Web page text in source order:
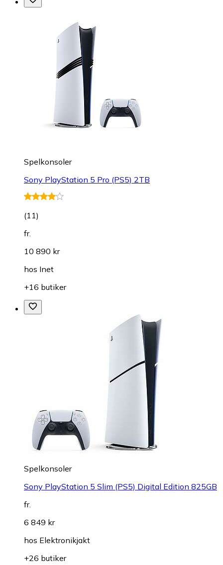
Spelkonsoler
Sony PlayStation 5 Pro (PS5) 2TB
(11)
fr.
10 890 kr
hos Inet
+16 butiker
Spelkonsoler
Sony PlayStation 5 Slim (PS5) Digital Edition 825GB
fr.
6 849 kr
hos Elektronikjakt
+26 butiker